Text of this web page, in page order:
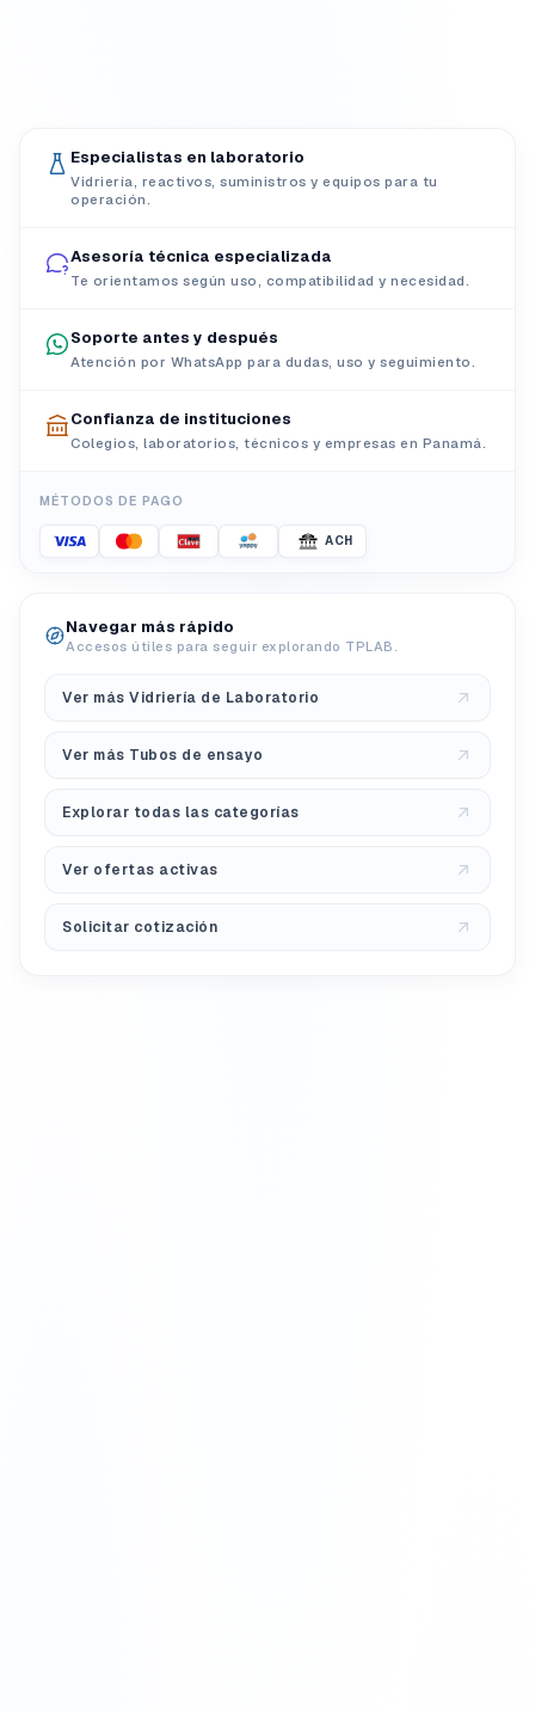
Especialistas en laboratorio
Vidriería, reactivos, suministros y equipos para tu
operación.
Asesoría técnica especializada
Te orientamos según uso, compatibilidad y necesidad.
Soporte antes y después
Atención por WhatsApp para dudas, uso y seguimiento.
Confianza de instituciones
Colegios, laboratorios, técnicos y empresas en Panamá.
MÉTODOS DE PAGO
ACH
Navegar más rápido
Accesos útiles para seguir explorando TPLAB.
Ver más Vidriería de Laboratorio
Ver más Tubos de ensayo
Explorar todas las categorías
Ver ofertas activas
Solicitar cotización